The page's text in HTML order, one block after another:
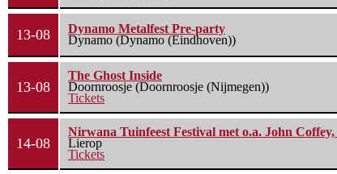
13-08
Dynamo Metalfest Pre-party
Dynamo (Dynamo (Eindhoven))
13-08
The Ghost Inside
Doornroosje (Doornroosje (Nijmegen))
Tickets
14-08
Nirwana Tuinfeest Festival met o.a. John
Lierop
Tickets